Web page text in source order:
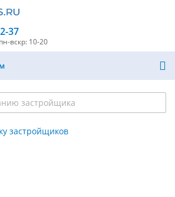
37
пн-вскр: 10-20
застройщиков